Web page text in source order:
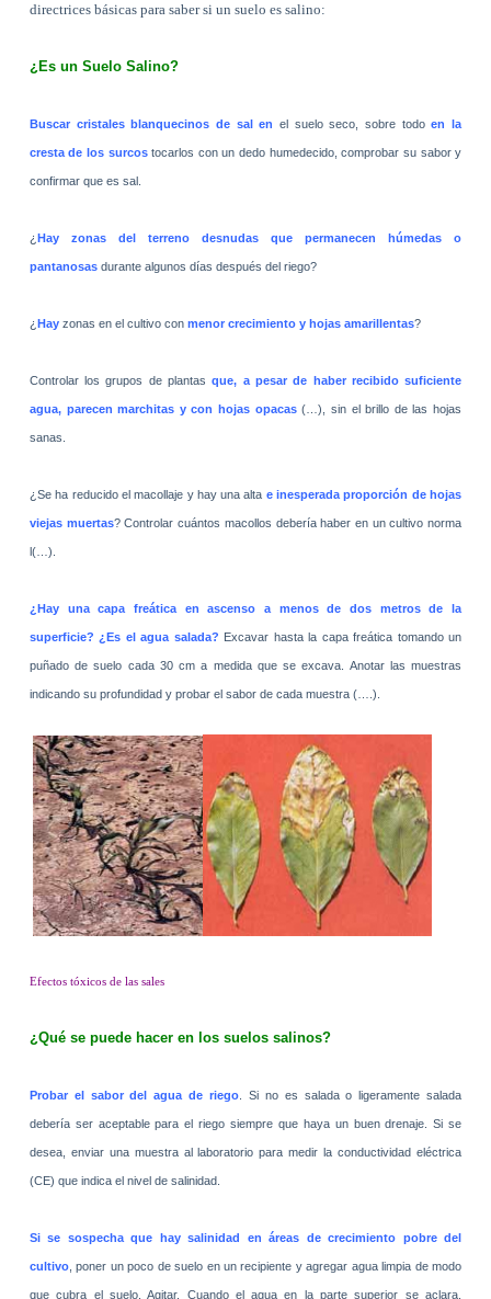
directrices básicas para saber si un suelo es salino:
¿Es un Suelo Salino?
Buscar cristales blanquecinos de sal en el suelo seco, sobre todoen la
cresta de los surcostocarlos con un dedo humedecido, comprobar su sabor y
confirmar que es sal.
¿ Hay zonas del terreno desnudas que permanecen húmedas o
pantanosasdurante algunos días después del riego?
¿ Hayzonas en el cultivo con menor crecimiento y hojas amarillentas?
Controlar los grupos de plantasque, a pesar de haber recibido suficiente
agua, parecen marchitas y con hojas opacas(…), sin el brillo de las hojas
sanas.
¿Se ha reducido el macollaje y hay una alta e inesperada proporción de hojas
viejas muertas? Controlar cuántos macollos debería haber en un cultivo norma
l(…).
¿Hay una capa freática en ascenso a menos de dos metros de la
superficie? ¿Es el agua salada? Excavar hasta la capa freática tomando un
puñado de suelo cada 30 cm a medida que se excava. Anotar las muestras
indicando su profundidad y probar el sabor de cada muestra (….).
Efectos tóxicos de las sales
¿Qué se puede hacer en los suelos salinos?
Probar el sabor del agua de riego . Si no es salada o ligeramente salada
debería ser aceptable para el riego siempre que haya un buen drenaje. Si se
desea, enviar una muestra al laboratorio para medir la conductividad eléctrica
(CE) que indica el nivel de salinidad.
Si se sospecha que hay salinidad en áreas de crecimiento pobre del
cultivo, poner un poco de suelo en un recipiente y agregar agua limpia de modo
que cubra el suelo. Agitar. Cuando el agua en la parte superior se aclara,